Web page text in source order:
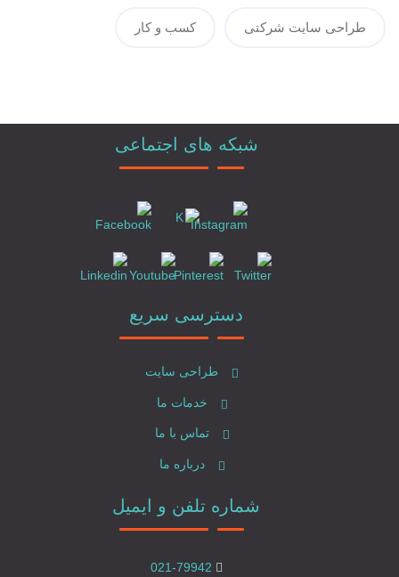
طراحی سایت شرکتی کسب و کار
شبکه های اجتماعی
دسترسی سریع
طراحی سایت
خدمات ما
تماس با ما
درباره ما
شماره تلفن و ایمیل
021-79942